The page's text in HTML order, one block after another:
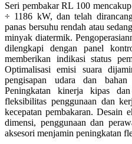
Seri pembakar RL 100
÷ 1186 kW, dan telah
panas bersuhu rendah atau
minyak diatermik.
dilengkapi dengan panel
memberikan indikasi status
Optimalisasi emisi suara
pengisapan udara dan
Peningkatan kinerja kipas
fleksibilitas penggunaan dan
kecepatan pembakaran. Desain
dimensi, penggunaan dan
aksesori menjamin peningkatan